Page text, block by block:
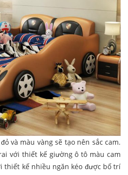
và màu vàng sẽ tạo nên sắc cam.
với thiết kế giường ô tô màu cam
thiết kế nhiều ngăn kéo được bố trí